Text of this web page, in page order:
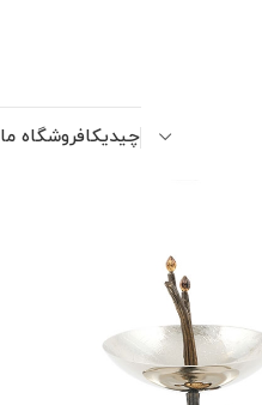
چیدیکافروشگاه ما